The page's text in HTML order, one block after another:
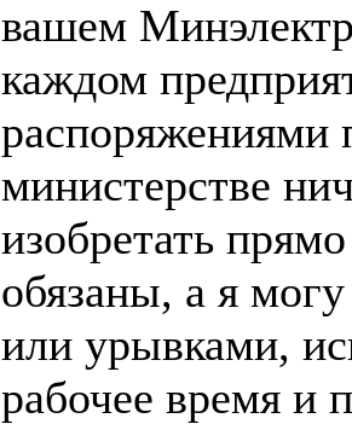
вашем
каждом
распоряжениями
министерстве
изобретать
обязаны, а я
или урывками,
рабочее время и